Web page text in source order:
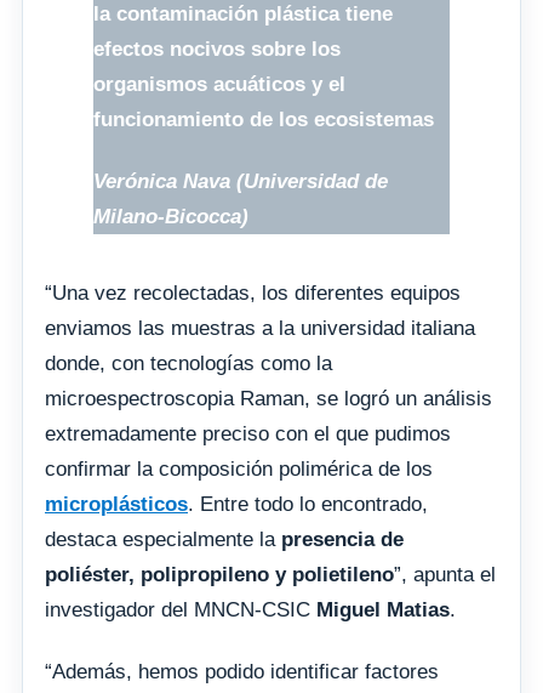
la contaminación plástica tiene
efectos nocivos sobre los
organismos acuáticos y el
funcionamiento de los ecosistemas
Verónica Nava (Universidad de
Milano-Bicocca)
“Una vez recolectadas, los diferentes equipos
enviamos las muestras a la universidad italiana
donde, con tecnologías como la
microespectroscopia Raman, se logró un análisis
extremadamente preciso con el que pudimos
confirmar la composición polimérica de los
microplásticos. Entre todo lo encontrado,
destaca especialmente la presencia de
poliéster, polipropileno y polietileno”, apunta el
investigador del MNCN-CSIC Miguel Matias.
“Además, hemos podido identificar factores